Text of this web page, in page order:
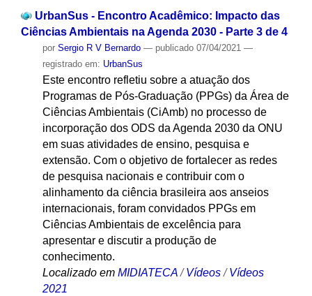
UrbanSus - Encontro Acadêmico: Impacto das
Ciências Ambientais na Agenda 2030 - Parte 3 de 4
por Sergio R V Bernardo — publicado07/04/2021 —
registrado em: UrbanSus
Este encontro refletiu sobre a atuação dos
Programas de Pós-Graduação (PPGs) da Área de
Ciências Ambientais (CiAmb) no processo de
incorporação dos ODS da Agenda 2030 da ONU
em suas atividades de ensino, pesquisa e
extensão. Com o objetivo de fortalecer as redes
de pesquisa nacionais e contribuir com o
alinhamento da ciência brasileira aos anseios
internacionais, foram convidados PPGs em
Ciências Ambientais de excelência para
apresentar e discutir a produção de
conhecimento.
Localizado em MIDIATECA /Vídeos /Vídeos
2021